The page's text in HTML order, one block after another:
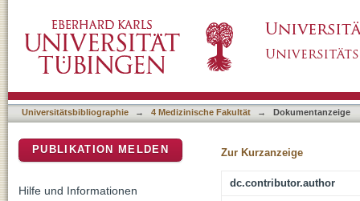
neutropenia
Universitätsbibliographie → 4 Medizinische Fakultät → Dokumentanzeige
Zur Kurzanzeige
dc.contributor.author
PUBLIKATION MELDEN
Hilfe und Informationen